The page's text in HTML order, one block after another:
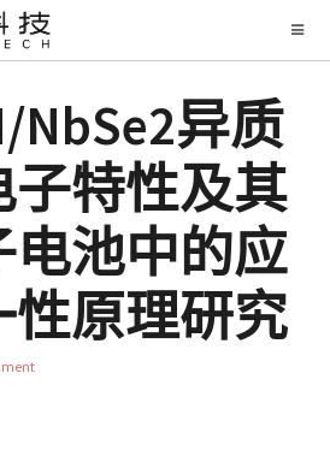
NbSe2异质
特性及其
池中的应
原理研究